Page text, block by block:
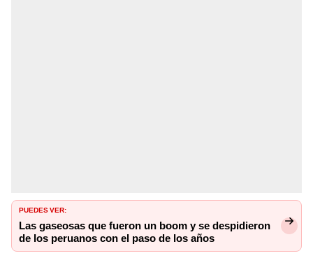
PUEDES VER:
Las gaseosas que fueron un boom y se despidieron
de los peruanos con el paso de los años